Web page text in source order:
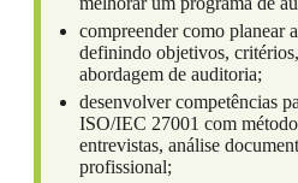
compreender como planear
definindo objetivos,
abordagem de auditoria;
desenvolver competências
ISO/IEC 27001 com
entrevistas, análise
profissional;